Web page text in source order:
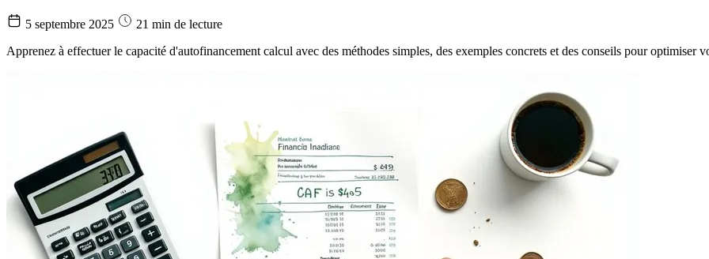
5 septembre 2025
21 min de lecture
Apprenez à effectuer le capacité d'autofinancement calcul avec des méthodes simples, des exemples concrets et des conseils pour optimiser